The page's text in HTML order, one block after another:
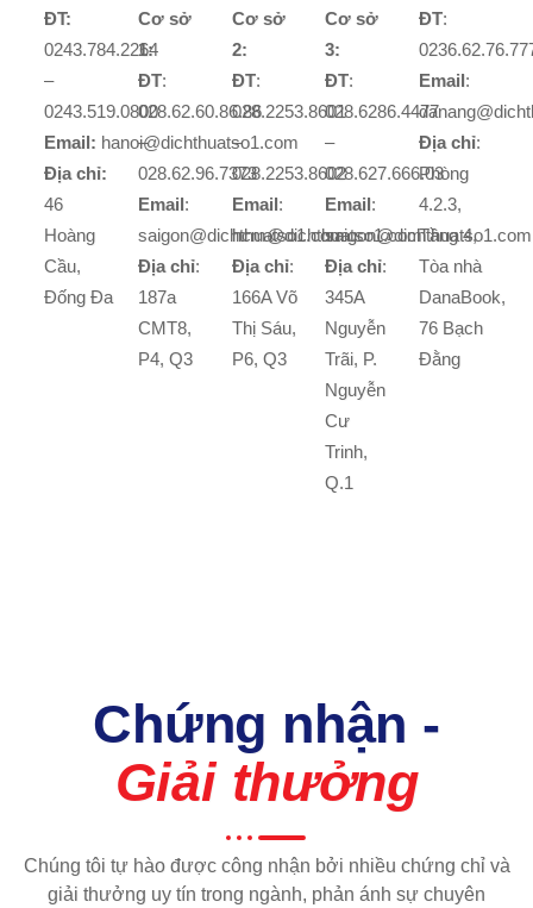
ĐT:
0243.784.2264
–
0243.519.0800
Email: hanoi@dichthuatso1.com
Địa chỉ:
46
Hoàng
Cầu,
Đống Đa
Cơ sở
1:
ĐT:
028.62.60.86.86
–
028.62.96.7373
Email :
saigon@dichthuatso1.com
Địa chỉ:
187a
CMT8,
P4, Q3
Cơ sở
2:
ĐT:
028.2253.8601
–
028.2253.8602
Email :
hcm@dichthuatso1.com
Địa chỉ:
166A Võ
Thị Sáu,
P6, Q3
Cơ sở
3:
ĐT:
028.6286.4477
–
028.627.666.03
Email :
saigon@dichthuatso1.com
Địa chỉ:
345A
Nguyễn
Trãi, P.
Nguyễn
Cư
Trinh,
Q.1
ĐT:
Email :
Địa chỉ:
Phòng
4.2.3,
Tầng 4,
Tòa nhà
DanaBook,
76 Bạch
Đằng
Chứng nhận -
Giải thưởng
Chúng tôi tự hào được công nhận bởi nhiều chứng chỉ và
giải thưởng uy tín trong ngành, phản ánh sự chuyên